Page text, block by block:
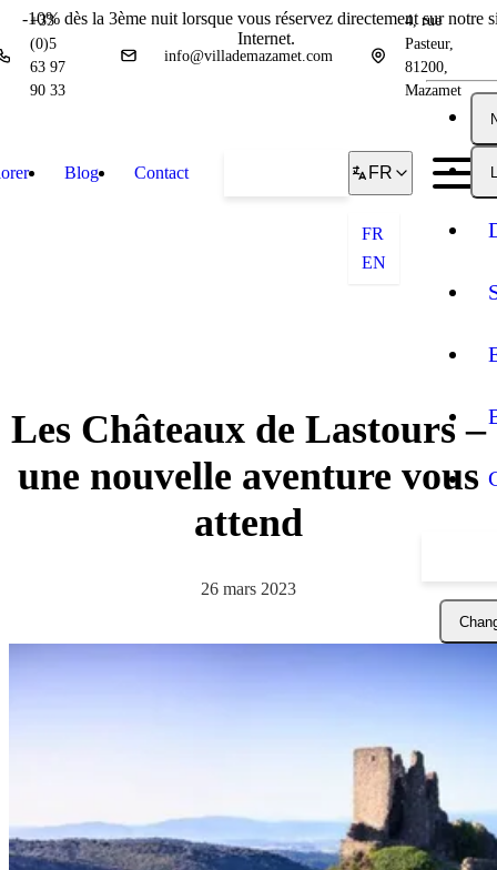
-10% dès la 3ème nuit lorsque vous réservez directement sur notre
Internet.
+33
(0)5
63 97
90 33
info@villademazamet.com
4, rue
Pasteur,
81200,
Mazamet
Blog Contact FR
FR
EN
Les Châteaux de Lastours –
une nouvelle aventure vous
attend
26 mars 2023